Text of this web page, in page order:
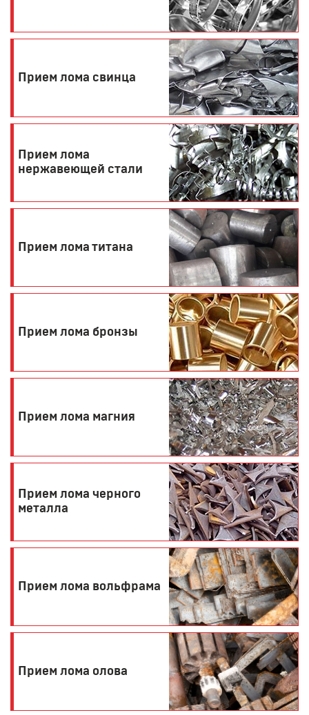
Прием лома свинца
Прием лома
нержавеющей стали
Прием лома титана
Прием лома бронзы
Прием лома магния
Прием лома черного
металла
Прием лома вольфрама
Прием лома олова